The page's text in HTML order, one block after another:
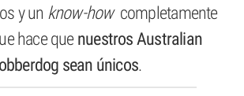
y un know-howcompletamente
hace quenuestros Australian
sean únicos.